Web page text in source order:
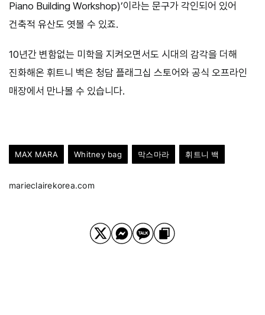
Piano Building Workshop)’이라는 문구가 각인되어 있어
건축적 유산도 엿볼 수 있죠.
10년간 변함없는 미학을 지켜오면서도 시대의 감각을 더해
진화해온 휘트니 백은 청담 플래그십 스토어와 공식 오프라인
매장에서 만나볼 수 있습니다.
MAX MARA Whitney bag 막스마라 휘트니 백
marieclairekorea.com